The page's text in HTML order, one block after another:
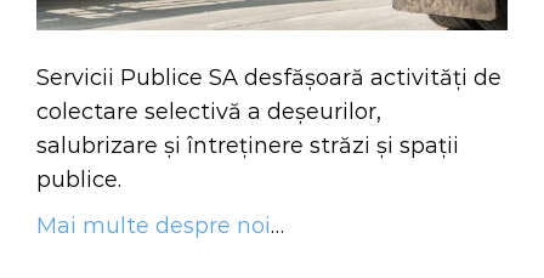
Servicii Publice SA desfășoară activități de
colectare selectivă a deșeurilor,
salubrizare și întreținere străzi și spații
publice.
Mai multe despre noi…